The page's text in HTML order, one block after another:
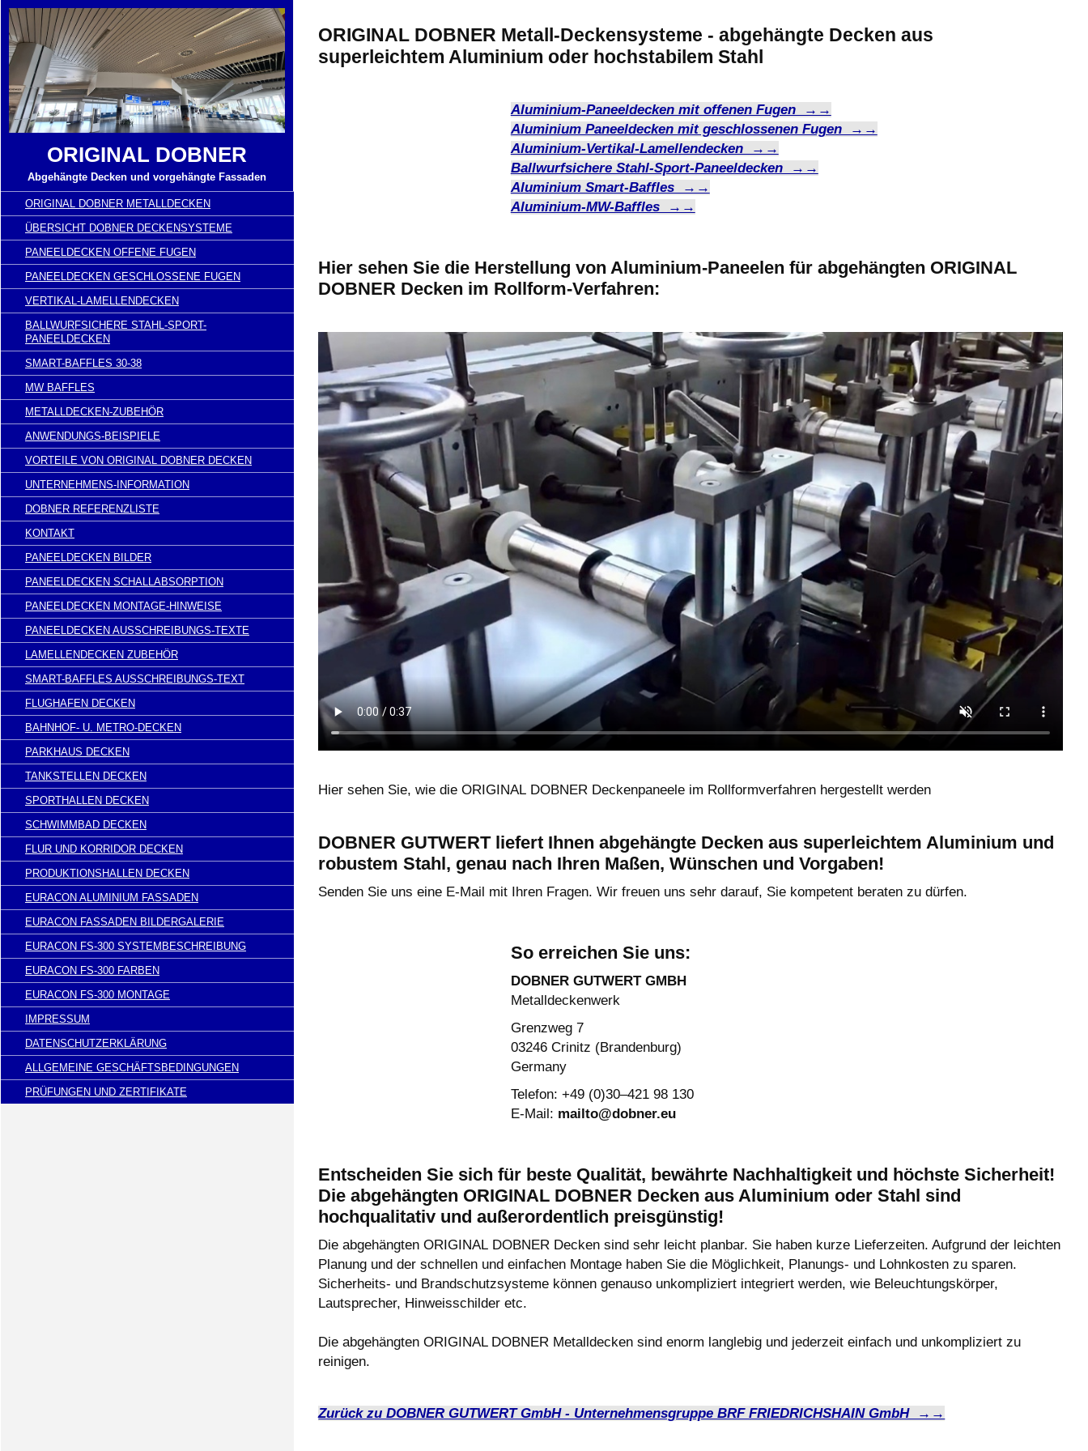
ORIGINAL DOBNER
Abgehängte Decken und vorgehängte Fassaden
ORIGINAL DOBNER METALLDECKEN
ÜBERSICHT DOBNER DECKENSYSTEME
PANEELDECKEN OFFENE FUGEN
PANEELDECKEN GESCHLOSSENE FUGEN
VERTIKAL-LAMELLENDECKEN
BALLWURFSICHERE STAHL-SPORT-
PANEELDECKEN
SMART-BAFFLES 30-38
MW BAFFLES
METALLDECKEN-ZUBEHÖR
ANWENDUNGS-BEISPIELE
VORTEILE VON ORIGINAL DOBNER DECKEN
UNTERNEHMENS-INFORMATION
DOBNER REFERENZLISTE
KONTAKT
PANEELDECKEN BILDER
PANEELDECKEN SCHALLABSORPTION
PANEELDECKEN MONTAGE-HINWEISE
PANEELDECKEN AUSSCHREIBUNGS-TEXTE
LAMELLENDECKEN ZUBEHÖR
SMART-BAFFLES AUSSCHREIBUNGS-TEXT
FLUGHAFEN DECKEN
BAHNHOF- U. METRO-DECKEN
PARKHAUS DECKEN
TANKSTELLEN DECKEN
SPORTHALLEN DECKEN
SCHWIMMBAD DECKEN
FLUR UND KORRIDOR DECKEN
PRODUKTIONSHALLEN DECKEN
EURACON ALUMINIUM FASSADEN
EURACON FASSADEN BILDERGALERIE
EURACON FS-300 SYSTEMBESCHREIBUNG
EURACON FS-300 FARBEN
EURACON FS-300 MONTAGE
IMPRESSUM
DATENSCHUTZERKLÄRUNG
ALLGEMEINE GESCHÄFTSBEDINGUNGEN
PRÜFUNGEN UND ZERTIFIKATE
ORIGINAL DOBNER Metall-Deckensysteme - abgehängte Decken aus
superleichtem Aluminium oder hochstabilem Stahl
Aluminium-Paneeldecken mit offenen Fugen →→
Aluminium Paneeldecken mit geschlossenen Fugen →→
Aluminium-Vertikal-Lamellendecken →→
Ballwurfsichere Stahl-Sport-Paneeldecken →→
Aluminium Smart-Baffles →→
Aluminium-MW-Baffles →→
Hier sehen Sie die Herstellung von Aluminium-Paneelen für abgehängten ORIGINAL
DOBNER Decken im Rollform-Verfahren:
Hier sehen Sie, wie die ORIGINAL DOBNER Deckenpaneele im Rollformverfahren hergestellt werden
DOBNER GUTWERT liefert Ihnen abgehängte Decken aus superleichtem Aluminium und
robustem Stahl, genau nach Ihren Maßen, Wünschen und Vorgaben!
Senden Sie uns eine E-Mail mit Ihren Fragen. Wir freuen uns sehr darauf, Sie kompetent beraten zu dürfen.
So erreichen Sie uns:
DOBNER GUTWERT GMBH
Metalldeckenwerk
Grenzweg 7
03246 Crinitz (Brandenburg)
Germany
Telefon: +49 (0)30–421 98 130
E-Mail: mailto@dobner.eu
Entscheiden Sie sich für beste Qualität, bewährte Nachhaltigkeit und höchste Sicherheit!
Die abgehängten ORIGINAL DOBNER Decken aus Aluminium oder Stahl sind
hochqualitativ und außerordentlich preisgünstig!
Die abgehängten ORIGINAL DOBNER Decken sind sehr leicht planbar. Sie haben kurze Lieferzeiten. Aufgrund der leichten
Planung und der schnellen und einfachen Montage haben Sie die Möglichkeit, Planungs- und Lohnkosten zu sparen.
Sicherheits- und Brandschutzsysteme können genauso unkompliziert integriert werden, wie Beleuchtungskörper,
Lautsprecher, Hinweisschilder etc.
Die abgehängten ORIGINAL DOBNER Metalldecken sind enorm langlebig und jederzeit einfach und unkompliziert zu
reinigen.
Zurück zu DOBNER GUTWERT GmbH - Unternehmensgruppe BRF FRIEDRICHSHAIN GmbH →→